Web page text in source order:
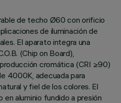
de techo Ø60 con orificio
de iluminación de
El aparato integra una
(Chip on Board),
cromática (CRI ≥90)
4000K, adecuada para
y fiel de los colores. El
aluminio fundido a presión